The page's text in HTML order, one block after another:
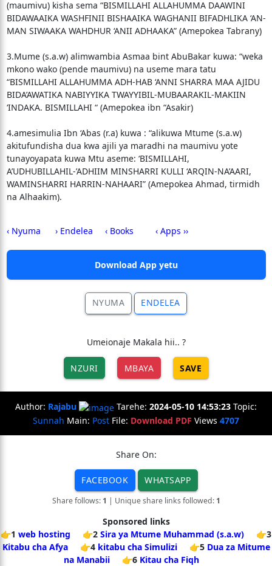
(maumivu) kisha sema “BISMILLAHI ALLAHUMMA DAAWINI
BIDAWAAIKA WASHFINII BISHAAIKA WAGHANII BIFADHLIKA ‘AN-
MAN SIWAAKA WAHDHUR ‘ANII ADHAAKA” (Amepokea Tabrany)
3.Mume (s.a.w) alimwambia Asmaa bint AbuBakar kuwa: “weka
mkono wako (pende maumivu) na useme mara tatu
“BISMILLAHI ALLAHUMMA ADH-HAB ‘ANNI SHARRA MAA AJIDU
BIDA’AWATIKA NABIYYIKA TWAYYIBIL-MUBAARAKIL-MAKIIN
‘INDAKA. BISMILLAHI “ (Amepokea ibn “Asakir)
4.amesimulia Ibn ‘Abas (r.a) kuwa : “alikuwa Mtume (s.a.w)
akitufundisha dua kwa ajili ya maradhi na maumivu yote
tunayoyapata kuwa Mtu aseme: ‘BISMILLAHI,
A’UDHUBILLAHIL-’ADHIIM MINSHARRI KULLI ‘ARQIN-NA’AARI,
WAMINSHARRI HARRIN-NAHAARI” (Amepokea Ahmad, tirmidh
na Alhaakim).
‹ Nyuma › Endelea ‹ Books ‹ Apps ››
Download App yetu
NYUMA ENDELEA
Umeionaje Makala hii.. ?
NZURI MBAYA SAVE
Author: Rajabu Tarehe: 2024-05-10 14:53:23 Topic:
Sunnah Main: Post File: Download PDF Views 4707
Share On:
FACEBOOK WHATSAPP
Share follows: 1 | Unique share links followed: 1
Sponsored links
👉1 web hosting 👉2 Sira ya Mtume Muhammad (s.a.w)
👉3
Kitabu cha Afya
👉4 kitabu cha Simulizi 👉5 Dua za Mitume
na Manabii
👉6 Kitau cha Fiqh